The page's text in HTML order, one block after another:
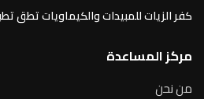
كفر الزيات للمبيدات والكيماويات تطق
مركز المساعدة
من نحن